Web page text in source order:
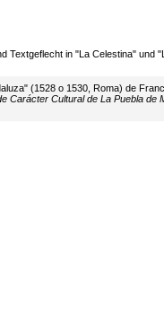
Textgeflecht in "La Celestina" und
(1528 o 1530, Roma) de
Carácter Cultural de La Puebla de